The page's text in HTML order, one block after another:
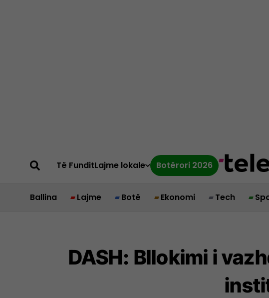
Të FunditLajme lokale Botërori 2026
Ballina Lajme Botë Ekonomi Tech
DASH: Bllokimi i